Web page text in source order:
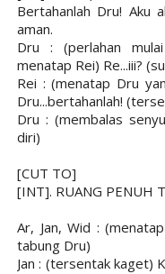
Bertahanlah Dru! Aku
aman.
Dru : (perlahan
menatap Rei) Re...iii?
Rei : (menatap Dru
Dru...bertahanlah!
Dru : (membalas
diri)
[CUT TO]
[INT]. RUANG PENUH
Ar, Jan, Wid :
tabung Dru)
Jan : (tersentak kaget)